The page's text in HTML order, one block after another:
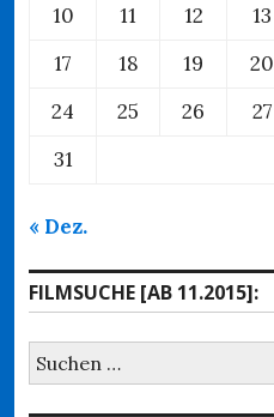
10
11 12 13
17
18 19 20
24
25 26 27
31
« Dez.
FILMSUCHE [AB 11.2015]:
Suchen
nach: